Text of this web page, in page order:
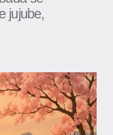
jujube,